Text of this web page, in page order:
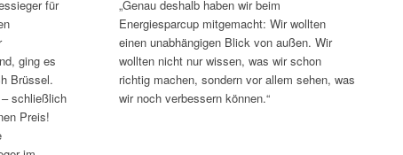
für
ging es
Brüssel.
schließlich
Preis!
„Genau deshalb haben wir beim
Energiesparcup mitgemacht: Wir wollten
einen unabhängigen Blick von außen. Wir
wollten nicht nur wissen, was wir schon
richtig machen, sondern vor allem sehen, was
wir noch verbessern können.“